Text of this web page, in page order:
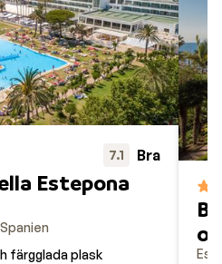
200 matställen, så om du
och paella eller bara vill ha
internationella
du inte bli besviken. I
utbud av affärer där du kan
7.1 Bra
Estepona
Spanien
färgglada plask
of